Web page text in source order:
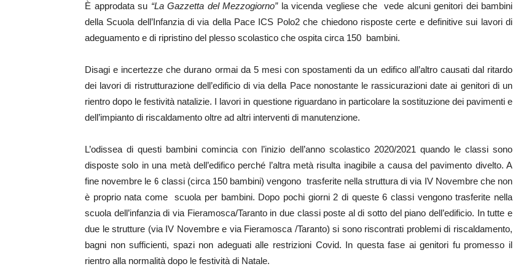
È approdata su “La Gazzetta del Mezzogiorno”la vicenda vegliese che vede alcuni genitori dei bambini
della Scuola dell’Infanzia di via della Pace ICS Polo2 che chiedono risposte certe e definitive sui lavori di
adeguamento e di ripristino del plesso scolastico che ospita circa 150 bambini.
Disagi e incertezze che durano ormai da 5 mesi con spostamenti da un edifico all’altro causati dal ritardo
dei lavori di ristrutturazione dell’edificio di via della Pace nonostante le rassicurazioni date ai genitori di un
rientro dopo le festività natalizie. I lavori in questione riguardano in particolare la sostituzione dei pavimenti e
dell’impianto di riscaldamento oltre ad altri interventi di manutenzione.
L’odissea di questi bambini comincia con l’inizio dell’anno scolastico 2020/2021 quando le classi sono
disposte solo in una metà dell’edifico perché l’altra metà risulta inagibile a causa del pavimento divelto. A
fine novembre le 6 classi (circa 150 bambini) vengono trasferite nella struttura di via IV Novembre che non
è proprio nata come scuola per bambini. Dopo pochi giorni 2 di queste 6 classi vengono trasferite nella
scuola dell’infanzia di via Fieramosca/Taranto in due classi poste al di sotto del piano dell’edificio. In tutte e
due le strutture (via IV Novembre e via Fieramosca /Taranto) si sono riscontrati problemi di riscaldamento,
bagni non sufficienti, spazi non adeguati alle restrizioni Covid. In questa fase ai genitori fu promesso il
rientro alla normalità dopo le festività di Natale.